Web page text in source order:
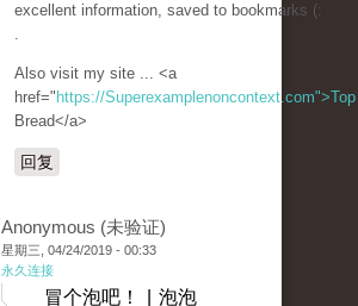
excellent information, saved to bookmarks (:
.
Also visit my site ... <a
href=" https://Superexamplenoncontext.com">Top
Bread</a>
回复
Anonymous (未验证)
星期三, 04/24/2019 - 00:33
永久连接
冒个泡吧！ | 泡泡